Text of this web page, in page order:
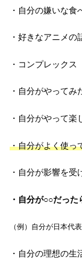
・自分の嫌いな食
・好きなアニメの
・コンプレックス
・自分がやってみ
・自分がやって楽
・自分がよく使っ
・自分が影響を受
・自分が○○だった
（例）自分が日本代
・自分の理想の生